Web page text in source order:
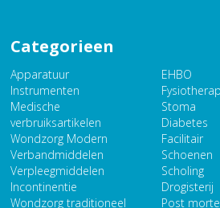
Categorieen
Apparatuur
Instrumenten
Medische
verbruiksartikelen
Wondzorg Modern
Verbandmiddelen
Verpleegmiddelen
Incontinentie
Wondzorg traditioneel
EHBO
Stoma
Diabetes
Facilitair
Schoenen
Scholing
Drogisterij
Post